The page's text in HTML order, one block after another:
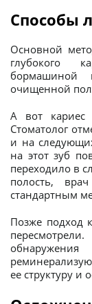
Способы
Основной
глубокого
бормашиной
очищенной
А вот
Стоматолог
и на
на этот зуб
переходило в
полость,
стандартным
Позже подход
ее структуру и